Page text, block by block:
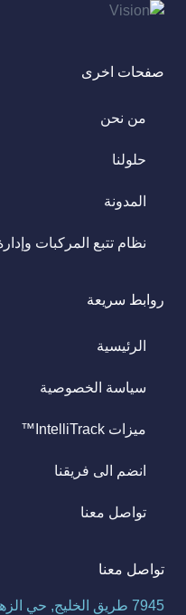
صفحات اخرى
من نحن
حلولنا
المدونة
نظام تتبع المركبات
روابط سريعة
الرئيسية
سياسة الخصوصية
ميزات IntelliTrack™
انضم الى فريقنا
تواصل معنا
تواصل معنا
7945 طريق الخليج, حي الزهور, الدمام 32424